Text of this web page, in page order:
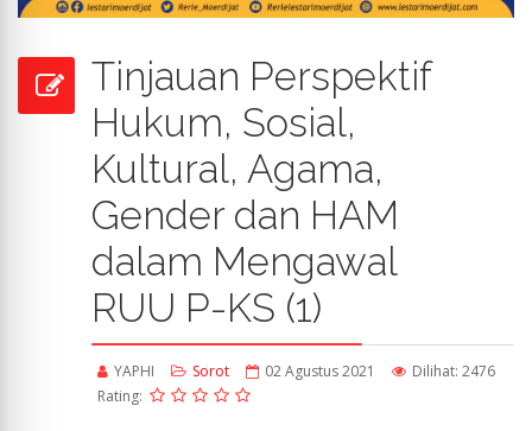
Tinjauan Perspektif
Hukum, Sosial,
Kultural, Agama,
Gender dan HAM
dalam Mengawal
RUU P-KS (1)
YAPHI Sorot 02 Agustus 2021
Dilihat: 2476
Rating: